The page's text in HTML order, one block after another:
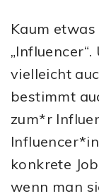
Kaum
vielleicht
bestimmt
zum*r
konkrete
wenn man